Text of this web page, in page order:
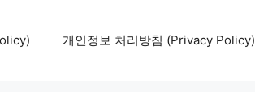
개인정보 처리방침 (Privacy Policy)